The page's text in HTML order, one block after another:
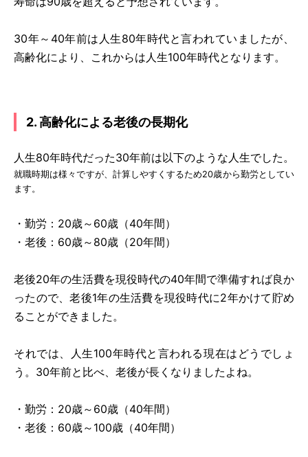
30年～40年前は人生80年時代と言われていましたが、
高齢化により、これからは人生100年時代となります。
2. 高齢化による老後の長期化
人生80年時代だった30年前は以下のような人生でした。
就職時期は様々ですが、計算しやすくするため20歳から勤労としてい
ます。
・勤労：20歳～60歳（40年間）
・老後：60歳～80歳（20年間）
老後20年の生活費を現役時代の40年間で準備すれば良か
ったので、老後1年の生活費を現役時代に2年かけて貯め
ることができました。
それでは、人生100年時代と言われる現在はどうでしょ
う。30年前と比べ、老後が長くなりましたよね。
・勤労：20歳～60歳（40年間）
・老後：60歳～100歳（40年間）